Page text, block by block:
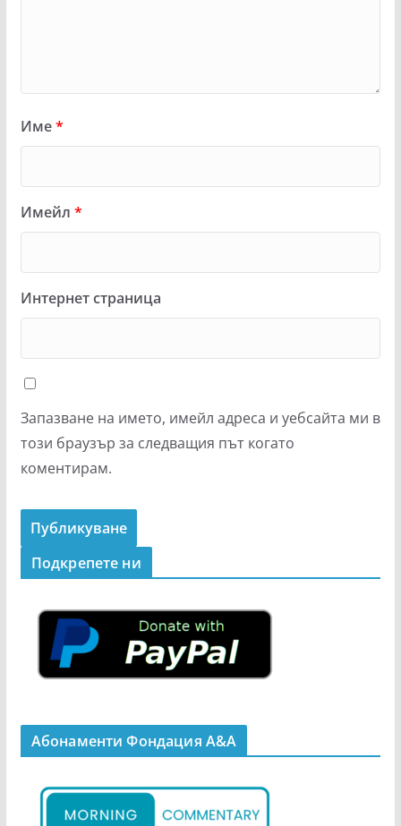
Име*
Имейл *
Интернет страница
Запазване на името, имейл адреса и уебсайта ми в
този браузър за следващия път когато
коментирам.
Подкрепeте ни
Абонаменти Фондация А&A